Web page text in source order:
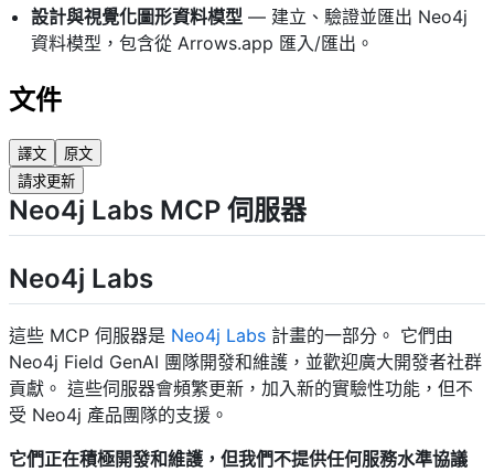
設計與視覺化圖形資料模型 — 建立、驗證並匯出 Neo4j
資料模型，包含從 Arrows.app 匯入/匯出。
文件
譯文
原文
請求更新
Neo4j Labs MCP 伺服器
Neo4j Labs
這些 MCP 伺服器是 Neo4j Labs 計畫的一部分。 它們由
Neo4j Field GenAI 團隊開發和維護，並歡迎廣大開發者社群
貢獻。 這些伺服器會頻繁更新，加入新的實驗性功能，但不
受 Neo4j 產品團隊的支援。
它們正在積極開發和維護，但我們不提供任何服務水準協議